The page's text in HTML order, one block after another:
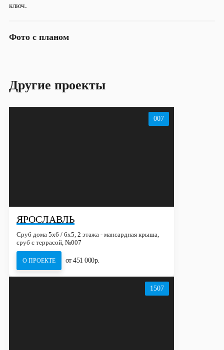
ключ.
Фото с планом
Другие проекты
007
ЯРОСЛАВЛЬ
Сруб дома 5х6 / 6x5, 2 этажа - мансардная крыша,
сруб с террасой, №007
О ПРОЕКТЕ от 451 000р.
1507